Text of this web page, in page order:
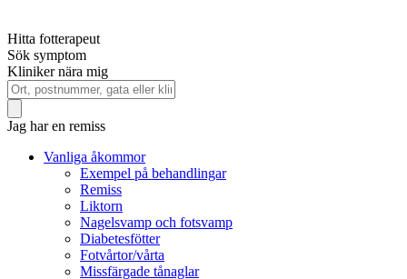
Hitta fotterapeut
Sök symptom
Kliniker nära mig
Jag har en remiss
Vanliga åkommor
Exempel på behandlingar
Remiss
Liktorn
Nagelsvamp och fotsvamp
Diabetesfötter
Fotvårtor/vårta
Missfärgade tånaglar